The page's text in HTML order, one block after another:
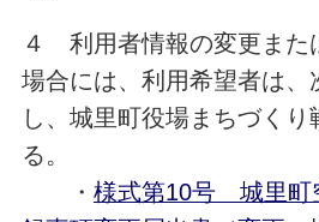
４ 利用者情報の変更また
場合には、利用希望者は、
し、城里町役場まちづくり
る。
・ 様式第10号 城里町